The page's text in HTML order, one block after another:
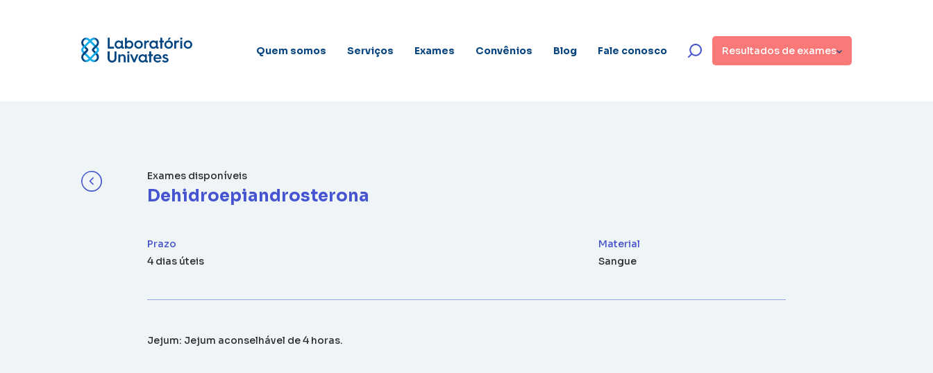
Quem somos Serviços Exames Convênios Blog Fale conosco Resultados de exames
Exames disponíveis
Dehidroepiandrosterona
Prazo
4 dias úteis
Material
Sangue
Jejum: Jejum aconselhável de 4 horas.